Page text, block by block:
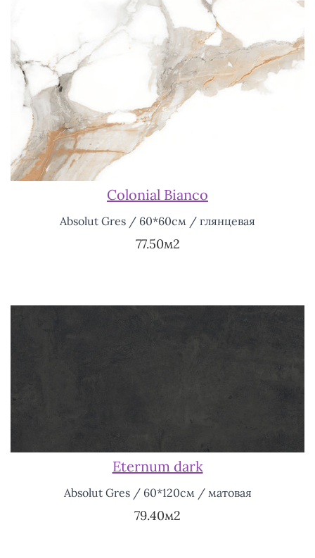
Colonial Bianco
Absolut Gres / 60*60см / глянцевая
77.50м2
Eternum dark
Absolut Gres / 60*120см / матовая
79.40м2